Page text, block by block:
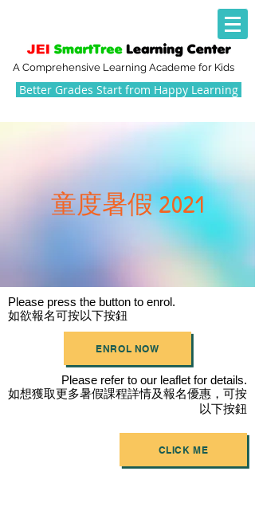
A Comprehensive Learning Academe for Kids
Better Grades Start from Happy Learning
童度暑假 2021
Please press the button to enrol.
如欲報名可按以下按鈕
ENROL NOW
Please refer to our leaflet for details.
​如想獲取更多暑假課程詳情及報名優惠，可按
以下按鈕
CLICK ME